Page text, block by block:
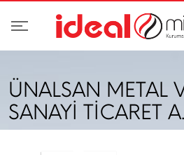
ÜNALSAN METAL
SANAYİ TİCARET